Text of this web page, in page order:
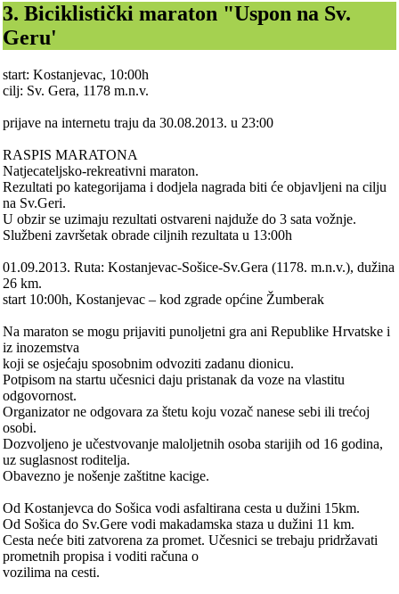
3. Biciklistički maraton "Uspon na Sv.
Geru'
start: Kostanjevac, 10:00h
cilj: Sv. Gera, 1178 m.n.v.
prijave na internetu traju da 30.08.2013. u 23:00
RASPIS MARATONA
Natjecateljsko-rekreativni maraton.
Rezultati po kategorijama i dodjela nagrada biti će objavljeni na cilju
na Sv.Geri.
U obzir se uzimaju rezultati ostvareni najduže do 3 sata vožnje.
Službeni završetak obrade ciljnih rezultata u 13:00h
01.09.2013. Ruta: Kostanjevac-Sošice-Sv.Gera (1178. m.n.v.), dužina
26 km.
start 10:00h, Kostanjevac – kod zgrade općine Žumberak
Na maraton se mogu prijaviti punoljetni gra ani Republike Hrvatske i
iz inozemstva
koji se osjećaju sposobnim odvoziti zadanu dionicu.
Potpisom na startu učesnici daju pristanak da voze na vlastitu
odgovornost.
Organizator ne odgovara za štetu koju vozač nanese sebi ili trećoj
osobi.
Dozvoljeno je učestvovanje maloljetnih osoba starijih od 16 godina,
uz suglasnost roditelja.
Obavezno je nošenje zaštitne kacige.
Od Kostanjevca do Sošica vodi asfaltirana cesta u dužini 15km.
Od Sošica do Sv.Gere vodi makadamska staza u dužini 11 km.
Cesta neće biti zatvorena za promet. Učesnici se trebaju pridržavati
prometnih propisa i voditi računa o
vozilima na cesti.